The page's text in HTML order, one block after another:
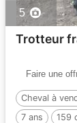
5
Trotteur
Faire une
Cheval à
7 ans
159